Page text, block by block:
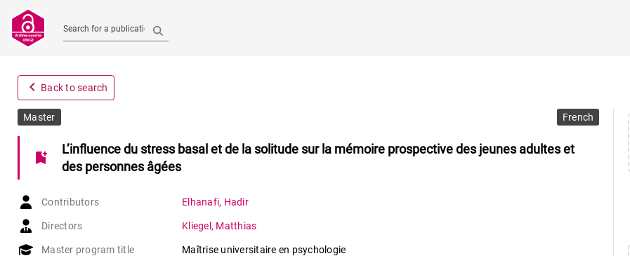
Search for a publication
navigate_before Back to search
Master French
bookmark_add
L’influence du stress basal et de la solitude sur la mémoire prospective des jeunes adultes et
des personnes âgées
Contributors Elhanafi, Hadir
Directors Kliegel , Matthias
Master program title Maîtrise universitaire en psychologie